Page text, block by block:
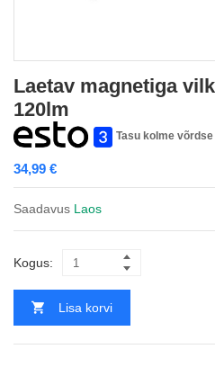
Laetav magnetiga
120lm
Tasu kolme
34,99 €
Saadavus Laos
Kogus:
Lisa korvi